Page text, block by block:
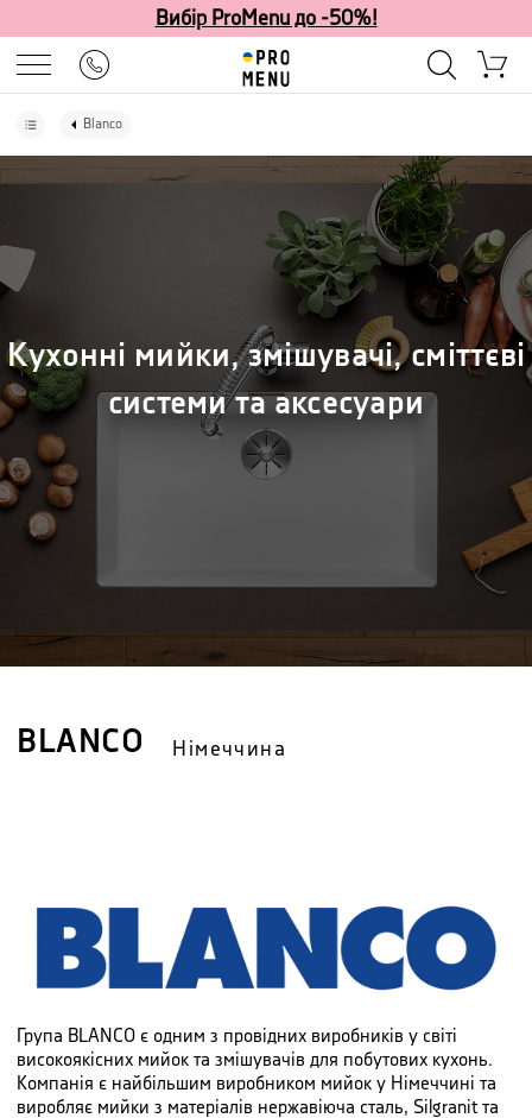
Вибір ProMenu до -50%!
Blanco
Кухонні мийки, змішувачі, сміттєві
системи та аксесуари
BLANCO Німеччина
Група BLANCO є одним з провідних виробників у світі
високоякісних мийок та змішувачів для побутових кухонь.
Компанія є найбільшим виробником мийок у Німеччині та
виробляє мийки з матеріалів нержавіюча сталь, Silgranit та